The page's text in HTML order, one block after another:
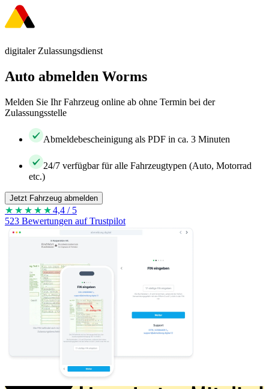
digitaler Zulassungsdienst
Auto abmelden Worms
Melden Sie Ihr Fahrzeug online ab ohne Termin bei der
Zulassungsstelle
Abmeldebescheinigung als PDF in ca. 3 Minuten
24/7 verfügbar für alle Fahrzeugtypen (Auto, Motorrad
etc.)
Jetzt Fahrzeug abmelden
★★★★ ★4,4 / 5
523 Bewertungen auf Trustpilot